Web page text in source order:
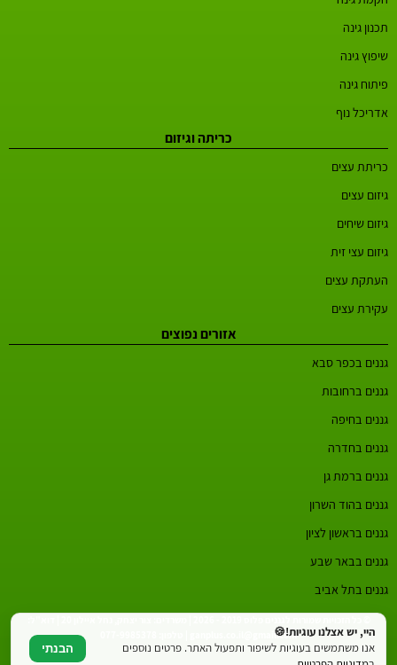
תכנון גינה
שיפוץ גינה
פיתוח גינה
אדריכל נוף
כריתה וגיזום
כריתת עצים
גיזום עצים
גיזום שיחים
גיזום עצי זית
העתקת עצים
עקירת עצים
אזורים נפוצים
גננים בכפר סבא
גננים ברחובות
גננים בחיפה
גננים בחדרה
גננים ברמת גן
גננים בהוד השרון
גננים בראשון לציון
גננים בבאר שבע
גננים בתל אביב
ganplus.co.il@gmail.com | טלפון: 077-9985378היי, יש אצלנו עוגיות!🍪
אנו משתמשים בעוגיות לשיפור ותפעול האתר. פרטים נוספים
הבנתי